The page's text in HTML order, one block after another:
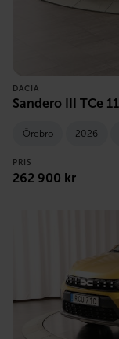
DACIA
Sandero III TCe
Örebro 2026
PRIS
262 900 kr